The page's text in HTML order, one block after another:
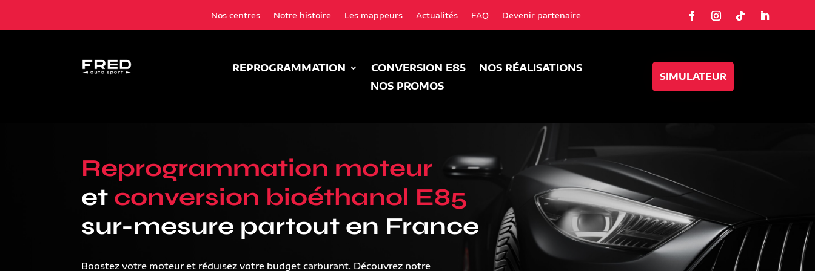
Nos centres Notre histoire Les mappeurs Actualités FAQ Devenir partenaire
REPROGRAMMATION CONVERSION E85
NOS RÉALISATIONS
NOS PROMOS
SIMULATEUR
Reprogrammation moteur
et conversion bioéthanol E85
sur-mesure partout en France
Boostez votre moteur et réduisez votre budget carburant. Découvrez notre